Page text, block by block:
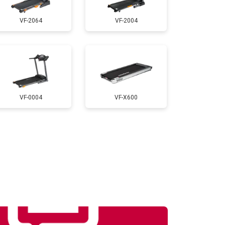
1000 ₽ Заказать
VF-2064 VF-2004
VF-0004 VF-X600